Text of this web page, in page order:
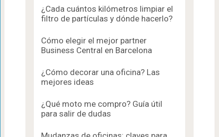
¿Cada cuántos kilómetros limpiar el
filtro de partículas y dónde hacerlo?
Cómo elegir el mejor partner
Business Central en Barcelona
¿Cómo decorar una oficina? Las
mejores ideas
¿Qué moto me compro? Guía útil
para salir de dudas